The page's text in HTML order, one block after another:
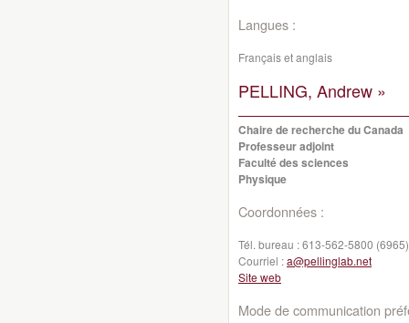
Langues :
Français et anglais
PELLING, Andrew »
Chaire de recherche du Canada
Professeur adjoint
Faculté des sciences
Physique
Coordonnées :
Tél. bureau :613-562-5800 (6965)
Courriel :a@pellinglab.net
Site web
Mode de communication